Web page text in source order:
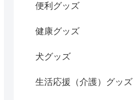
便利グッズ
健康グッズ
犬グッズ
生活応援（介護）グッズ